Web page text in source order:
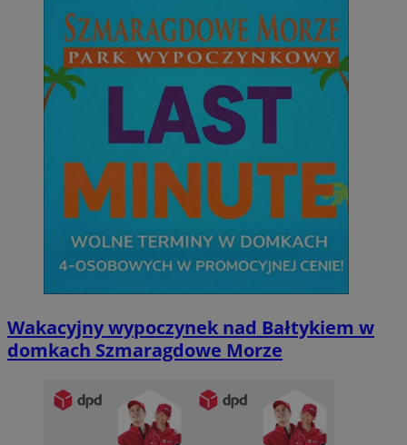
Wakacyjny wypoczynek nad Bałtykiem w
domkach Szmaragdowe Morze